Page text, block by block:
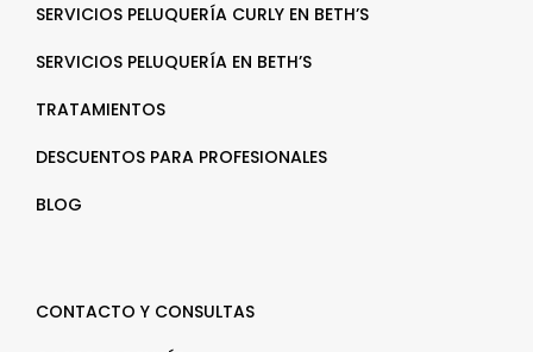
SERVICIOS PELUQUERÍA CURLY EN BETH’S
SERVICIOS PELUQUERÍA EN BETH’S
TRATAMIENTOS
DESCUENTOS PARA PROFESIONALES
BLOG
CONTACTO Y CONSULTAS